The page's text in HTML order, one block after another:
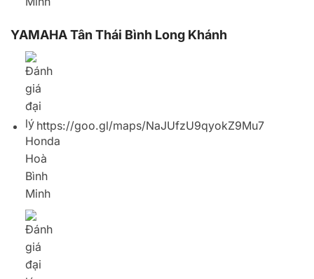
02513647487
YAMAHA Tân Thái Bình 5